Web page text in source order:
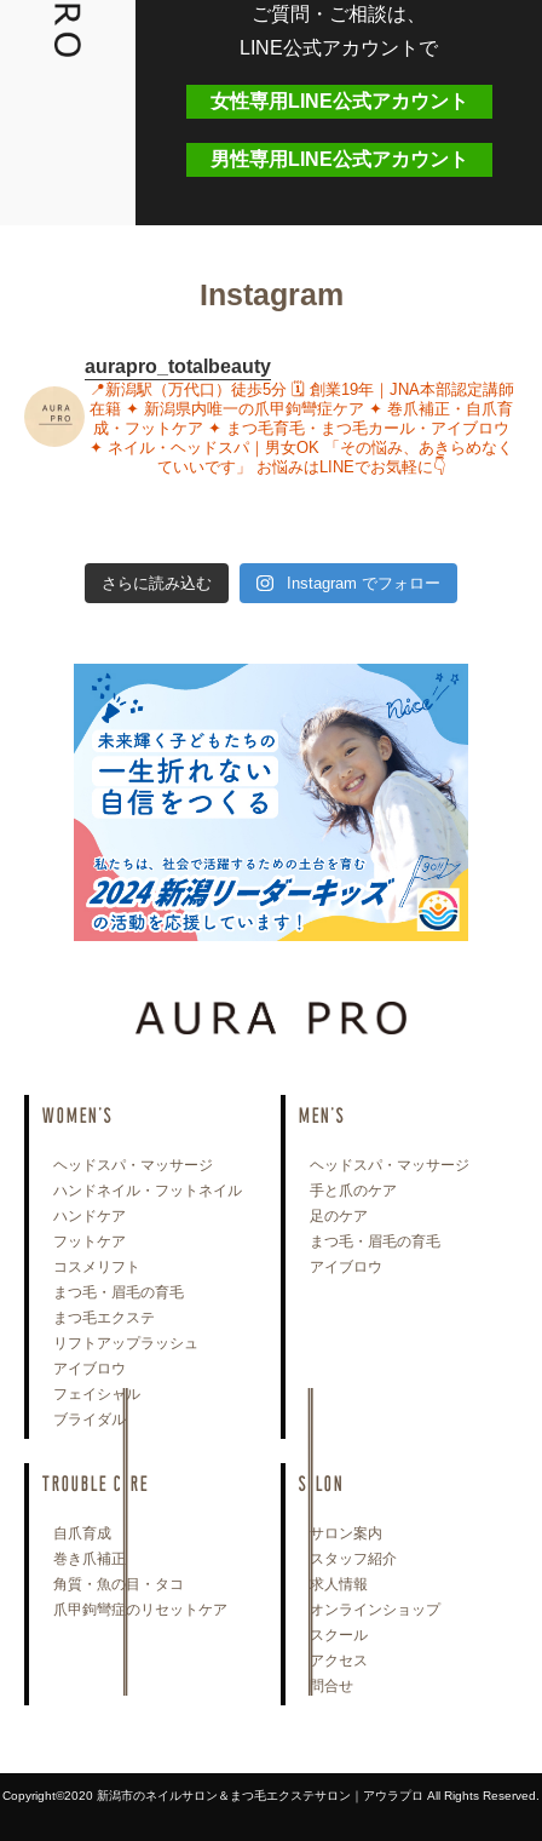
ご質問・ご相談は、
LINE公式アカウントで
女性専用LINE公式アカウント
男性専用LINE公式アカウント
Instagram
aurapro_totalbeauty
📍新潟駅（万代口）徒歩5分🗓 創業19年｜JNA本部認定講師
在籍 ✦ 新潟県内唯一の爪甲鉤彎症ケア ✦ 巻爪補正・自爪育
成・フットケア ✦ まつ毛育毛・まつ毛カール・アイブロウ
✦ ネイル・ヘッドスパ｜男女OK 「その悩み、あきらめなく
ていいです」
お悩みはLINEでお気軽に👇
さらに読み込む Instagram でフォロー
WOMEN'S
ヘッドスパ・マッサージ
ハンドネイル・フットネイル
ハンドケア
フットケア
コスメリフト
まつ毛・眉毛の育毛
まつ毛エクステ
リフトアップラッシュ
アイブロウ
フェイシャル
ブライダル
MEN'S
ヘッドスパ・マッサージ
手と爪のケア
足のケア
まつ毛・眉毛の育毛
アイブロウ
TROUBLE CARE
自爪育成
巻き爪補正
角質・魚の目・タコ
爪甲鉤彎症のリセットケア
SALON
サロン案内
スタッフ紹介
求人情報
オンラインショップ
スクール
アクセス
問合せ
Copyright©2020 新潟市のネイルサロン＆まつ毛エクステサロン｜アウラプロ All Rights Reserved.